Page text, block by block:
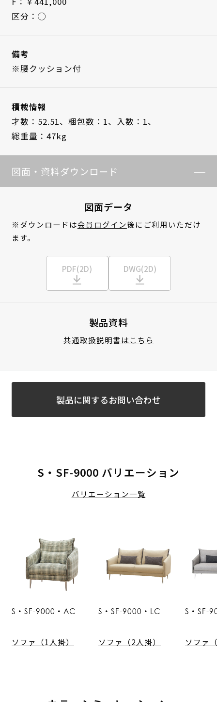
区分：◯
備考
※腰クッション付
積載情報
才数：52.51、 梱包数：1、 入数：1、
総重量：47kg
図面・資料ダウンロード
図面データ
※ダウンロードは会員ログイン後にご利用いただけ
ます。
PDF(2D) DWG(2D)
製品資料
共通取扱説明書はこちら
製品に関するお問い合わせ
S・SF-9000 バリエーション
バリエーション一覧
S・SF-9000・AC
ソファ（1人掛）
S・SF-9000・LC
ソファ（2人掛）
S・SF-
ソファ